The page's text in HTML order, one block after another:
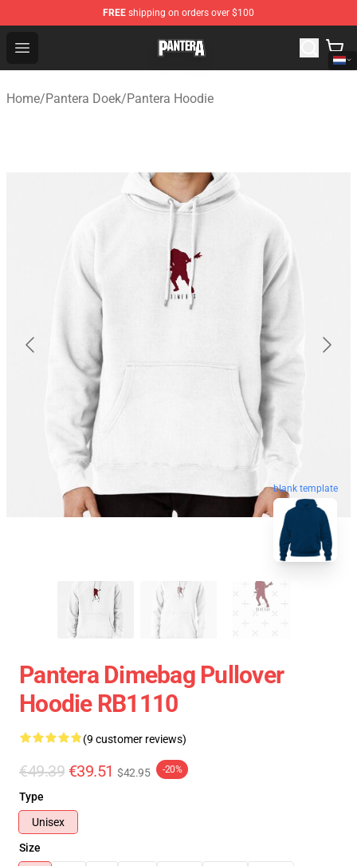
FREE shipping on orders over $100
Open menu
Pantera Store - Official Pantera Merchandise Shop
Home/Pantera Doek/Pantera Hoodie
blank template
Pantera Dimebag Pullover
Hoodie RB1110
(9 customer reviews)
€49.39 €39.51 $42.95 -20%
Type
Unisex
Size